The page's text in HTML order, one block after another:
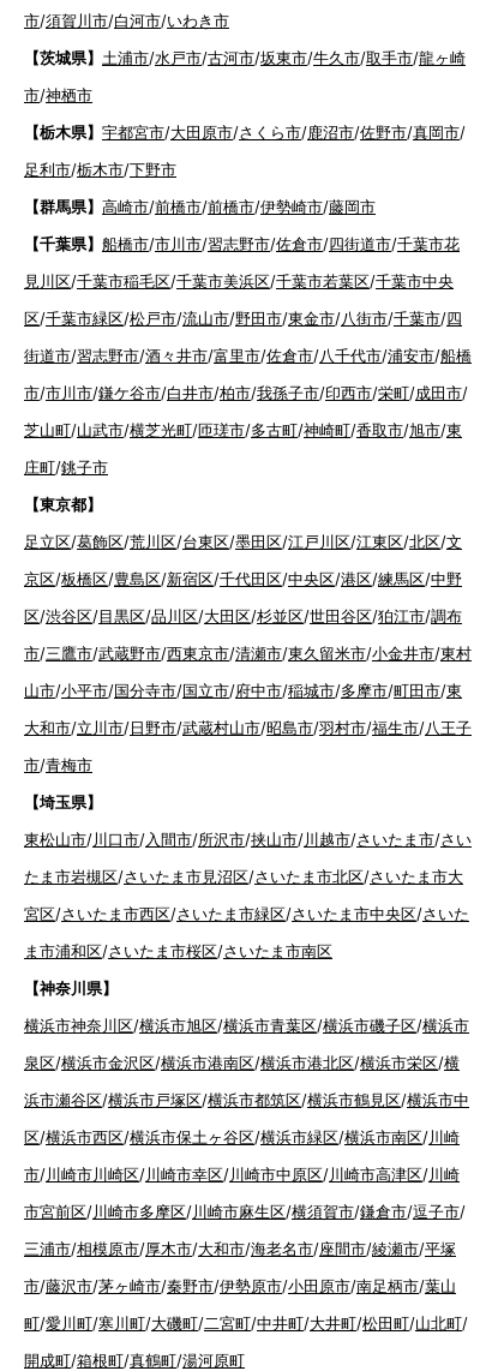
市/須賀川市/白河市/いわき市
【茨城県】 土浦市/水戸市/古河市/坂東市/牛久市/取手市/龍ヶ崎
市/神栖市
【栃木県】 宇都宮市/大田原市/さくら市/鹿沼市/佐野市/真岡市/
足利市/栃木市/下野市
【群馬県】 高崎市/前橋市/前橋市/伊勢崎市/藤岡市
【千葉県】 船橋市/市川市/習志野市/佐倉市/四街道市/千葉市花
見川区/千葉市稲毛区/千葉市美浜区/千葉市若葉区/千葉市中央
区/千葉市緑区/松戸市/流山市/野田市/東金市/八街市/千葉市/四
街道市/習志野市/酒々井市/富里市/佐倉市/八千代市/浦安市/船橋
市/市川市/鎌ケ谷市/白井市/柏市/我孫子市/印西市/栄町/成田市/
芝山町/山武市/横芝光町/匝瑳市/多古町/神崎町/香取市/旭市/東
庄町/銚子市
【東京都】
足立区/葛飾区/荒川区/台東区/墨田区/江戸川区/江東区/北区/文
京区/板橋区/豊島区/新宿区/千代田区/中央区/港区/練馬区/中野
区/渋谷区/目黒区/品川区/大田区/杉並区/世田谷区/狛江市/調布
市/三鷹市/武蔵野市/西東京市/清瀬市/東久留米市/小金井市/東村
山市/小平市/国分寺市/国立市/府中市/稲城市/多摩市/町田市/東
大和市/立川市/日野市/武蔵村山市/昭島市/羽村市/福生市/八王子
市/青梅市
【埼玉県】
東松山市/川口市/入間市/所沢市/挟山市/川越市/さいたま市/さい
たま市岩槻区/さいたま市見沼区/さいたま市北区/さいたま市大
宮区/さいたま市西区/さいたま市緑区/さいたま市中央区/さいた
ま市浦和区/さいたま市桜区/さいたま市南区
【神奈川県】
横浜市神奈川区/横浜市旭区/横浜市青葉区/横浜市磯子区/横浜市
泉区/横浜市金沢区/横浜市港南区/横浜市港北区/横浜市栄区/横
浜市瀬谷区/横浜市戸塚区/横浜市都筑区/横浜市鶴見区/横浜市中
区/横浜市西区/横浜市保土ヶ谷区/横浜市緑区/横浜市南区/川崎
市/川崎市川崎区/川崎市幸区/川崎市中原区/川崎市高津区/川崎
市宮前区/川崎市多摩区/川崎市麻生区/横須賀市/鎌倉市/逗子市/
三浦市/相模原市/厚木市/大和市/海老名市/座間市/綾瀬市/平塚
市/藤沢市/茅ヶ崎市/秦野市/伊勢原市/小田原市/南足柄市/葉山
町/愛川町/寒川町/大磯町/二宮町/中井町/大井町/松田町/山北町/
開成町/箱根町/真鶴町/湯河原町